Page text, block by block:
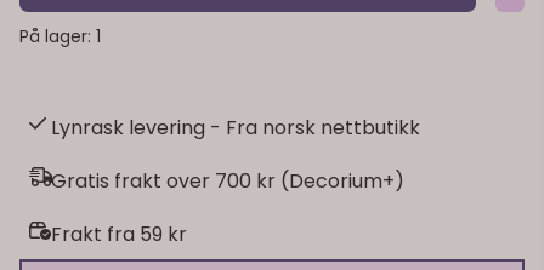
På lager: 1
Lynrask levering - Fra norsk nettbutikk
Gratis frakt over 700 kr (Decorium+)
Frakt fra 59 kr